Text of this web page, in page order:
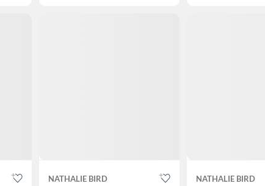
NATHALIE BIRD NATHALIE BIRD